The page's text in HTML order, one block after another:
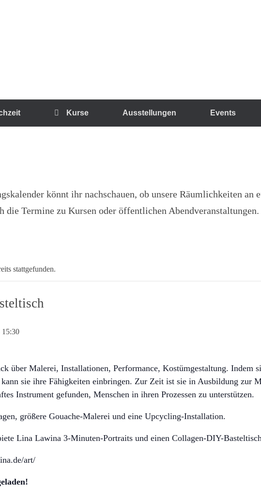
Kurse Ausstellungen Events
könnt ihr nachschauen, ob unsere Räumlichkeiten an
die Termine zu Kursen oder öffentlichen Abendveranstaltungen.
stattgefunden.
15:30
über Malerei, Installationen, Performance, Kostümgestaltung. Indem
sie ihre Fähigkeiten einbringen. Zur Zeit ist sie in Ausbildung zur
Instrument gefunden, Menschen in ihren Prozessen zu unterstützen.
größere Gouache-Malerei und eine Upcycling-Installation.
Lina Lawina 3-Minuten-Portraits und einen Collagen-DIY-
art/